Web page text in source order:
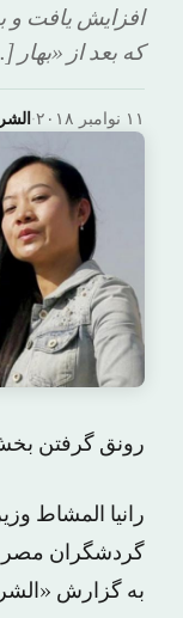
افزایش یافت
که بعد از «بهار
· ۱۱ نوامبر ۲۰۱۸
رونق گرفتن
رانیا المشاط
گردشگران مصر در ۹ ماه اول سال جاری